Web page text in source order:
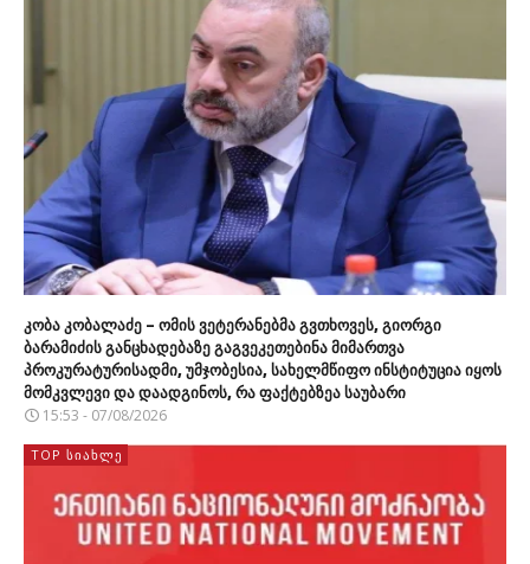
კობა კობალაძე – ომის ვეტერანებმა გვთხოვეს, გიორგი
ბარამიძის განცხადებაზე გაგვეკეთებინა მიმართვა
პროკურატურისადმი, უმჯობესია, სახელმწიფო ინსტიტუცია იყოს
მომკვლევი და დაადგინოს, რა ფაქტებზეა საუბარი
15:53 - 07/08/2026
TOP ᲡᲘᲐᲮᲚᲔ